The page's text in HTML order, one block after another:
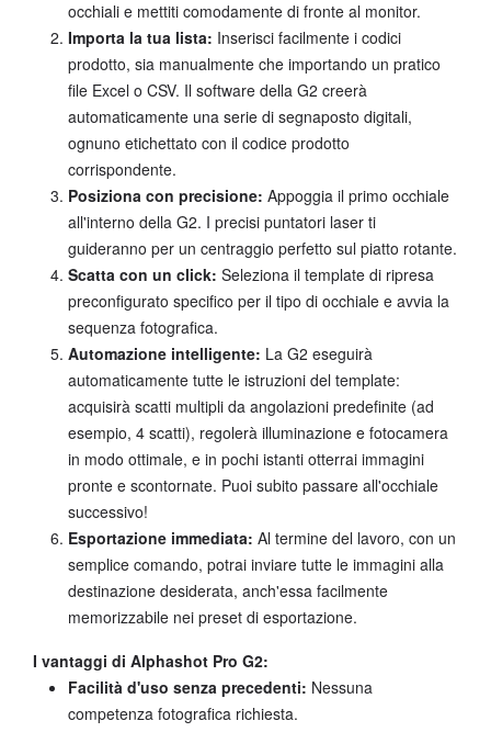
occhiali e mettiti comodamente di fronte al monitor.
Importa la tua lista: Inserisci facilmente i codici
prodotto, sia manualmente che importando un pratico
file Excel o CSV. Il software della G2 creerà
automaticamente una serie di segnaposto digitali,
ognuno etichettato con il codice prodotto
corrispondente.
Posiziona con precisione: Appoggia il primo occhiale
all'interno della G2. I precisi puntatori laser ti
guideranno per un centraggio perfetto sul piatto rotante.
Scatta con un click: Seleziona il template di ripresa
preconfigurato specifico per il tipo di occhiale e avvia la
sequenza fotografica.
Automazione intelligente: La G2 eseguirà
automaticamente tutte le istruzioni del template:
acquisirà scatti multipli da angolazioni predefinite (ad
esempio, 4 scatti), regolerà illuminazione e fotocamera
in modo ottimale, e in pochi istanti otterrai immagini
pronte e scontornate. Puoi subito passare all'occhiale
successivo!
Esportazione immediata: Al termine del lavoro, con un
semplice comando, potrai inviare tutte le immagini alla
destinazione desiderata, anch'essa facilmente
memorizzabile nei preset di esportazione.
I vantaggi di Alphashot Pro G2:
Facilità d'uso senza precedenti: Nessuna
competenza fotografica richiesta.